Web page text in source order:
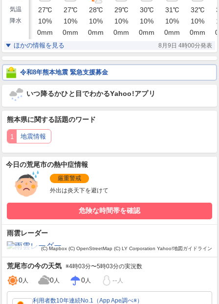
気温
27℃ 27℃ 28℃ 29℃ 30℃ 31℃ 32℃
降水 10% 10% 10% 10% 10% 10% 10%
0mm 0mm 0mm 0mm 0mm 0mm 0mm 0
湿度 72 % 61% 57%
風
東北東
3m/s
東北東
3m/s
東北東
3m/s
東北東
3m/s
東
3m/s
東
3m/s
東
3m/s
ほかの情報を見る 8月9日 4時00分発表
令和8年熊本地震 緊急支援募金
いつ降るかひと目でわかるYahoo!アプリ
熊本県に関する話題のワード
地震情報
今日の荒尾市の熱中症情報
厳重警戒
外出は炎天下を避けて
危険な時間帯を確認
雨雲レーダー
(C) Mapbox (C) OpenStreetMap (C) LY Corporation Yahoo!地図ガイドライン
荒尾市の今の天気 ※4時03分〜5時03分の実況数
0人 0人 0人 -- 人